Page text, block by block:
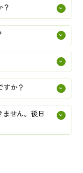
すか？
せん。後日